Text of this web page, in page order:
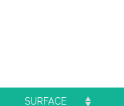
SURFACE